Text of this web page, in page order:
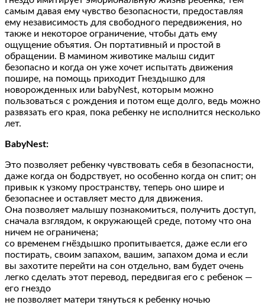
самым давая ему чувство безопасности, предоставляя
ему независимость для свободного передвижения, но
также и некоторое ограничение, чтобы дать ему
ощущение объятия. Он портативный и простой в
обращении. В мамином животике малыш сидит
безопасно и когда он уже хочет испытать движения
пошире, на помощь приходит Гнездышко для
новорожденных или babyNest, которым можно
пользоваться с рождения и потом еще долго, ведь можно
развязать его края, пока ребенку не исполнится несколько
лет.
BabyNest:
Это позволяет ребенку чувствовать себя в безопасности,
даже когда он бодрствует, но особенно когда он спит; он
привык к узкому пространству, теперь оно шире и
безопаснее и оставляет место для движения.
Она позволяет малышу познакомиться, получить доступ,
сначала взглядом, к окружающей среде, потому что она
ничем не ограничена;
со временем гнёздышко пропитывается, даже если его
постирать, своим запахом, вашим, запахом дома и если
вы захотите перейти на сон отдельно, вам будет очень
легко сделать этот перевод, передвигая его с ребенок —
его гнездо
не позволяет матери тянуться к ребенку ночью